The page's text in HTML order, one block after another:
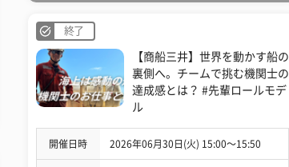
終了
【商船三井】世界を動かす船の
裏側へ。チームで挑む機関士の
達成感とは？ #先輩ロールモデ
ル
開催日時 2026年06月30日(火) 15:00〜15:50